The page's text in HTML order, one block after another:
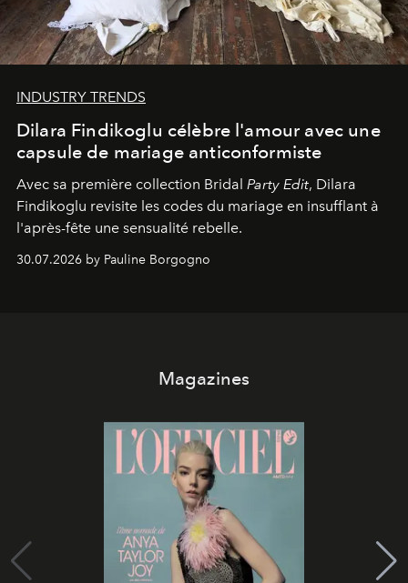
INDUSTRY TRENDS
Dilara Findikoglu célèbre l'amour avec une
capsule de mariage anticonformiste
Avec sa première collection Bridal Party Edit, Dilara
Findikoglu revisite les codes du mariage en insufflant à
l'après-fête une sensualité rebelle.
30.07.2026 by Pauline Borgogno
Magazines